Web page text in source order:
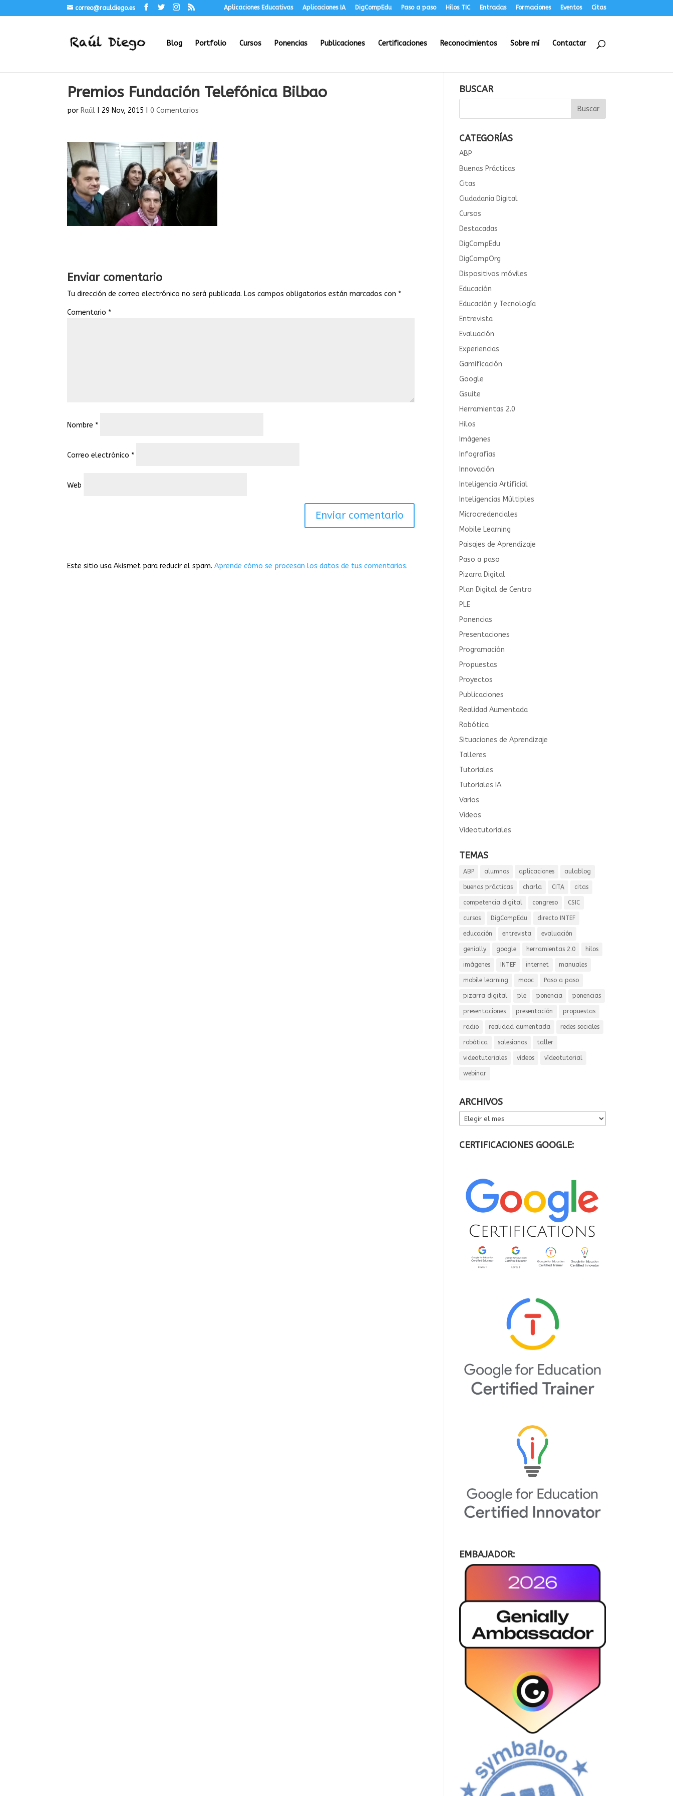
correo@rauldiego.es Aplicaciones Educativas Aplicaciones IA DigCompEdu Paso a paso Hilos TIC Entradas Formaciones Eventos Citas
Blog Portfolio Cursos Ponencias Publicaciones Certificaciones Reconocimientos Sobre mí Contactar
Premios Fundación Telefónica Bilbao
por Raúl 29 Nov, 2015 |0 Comentarios
Enviar comentario
Tu dirección de correo electrónico no será publicada. Los campos obligatorios están marcados con *
Comentario *
Nombre *
Correo electrónico *
Web
Este sitio usa Akismet para reducir el spam.Aprende cómo se procesan los datos de tus comentarios.
BUSCAR
CATEGORÍAS
ABP
Buenas Prácticas
Citas
Ciudadanía Digital
Cursos
Destacadas
DigCompEdu
DigCompOrg
Dispositivos móviles
Educación
Educación y Tecnología
Entrevista
Evaluación
Experiencias
Gamificación
Google
Gsuite
Herramientas 2.0
Hilos
Imágenes
Infografías
Innovación
Inteligencia Artificial
Inteligencias Múltiples
Microcredenciales
Mobile Learning
Paisajes de Aprendizaje
Paso a paso
Pizarra Digital
Plan Digital de Centro
PLE
Ponencias
Presentaciones
Programación
Propuestas
Proyectos
Publicaciones
Realidad Aumentada
Robótica
Situaciones de Aprendizaje
Talleres
Tutoriales
Tutoriales IA
Varios
Vídeos
Videotutoriales
TEMAS
ABP alumnos aplicaciones aulablog
buenas prácticas charla CITA citas
competencia digital congreso CSIC
cursos DigCompEdu directo INTEF
educación entrevista evaluación
genially google herramientas 2.0 hilos
imágenes INTEF internet manuales
mobile learning mooc Paso a paso
pizarra digital ple ponencia ponencias
presentaciones presentación propuestas
radio realidad aumentada redes sociales
robótica salesianos taller
videotutoriales vídeos vídeotutorial
webinar
ARCHIVOS
ARCHIVOS
CERTIFICACIONES GOOGLE:
EMBAJADOR: